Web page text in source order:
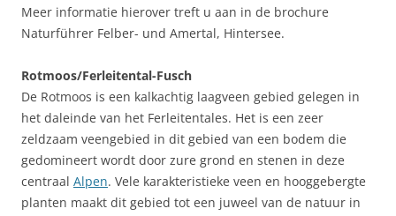
Meer informatie hierover treft u aan in de brochure
Naturführer Felber- und Amertal, Hintersee.
Rotmoos/Ferleitental-Fusch
De Rotmoos is een kalkachtig laagveen gebied gelegen in
het daleinde van het Ferleitentales. Het is een zeer
zeldzaam veengebied in dit gebied van een bodem die
gedomineert wordt door zure grond en stenen in deze
centraal Alpen. Vele karakteristieke veen en hooggebergte
planten maakt dit gebied tot een juweel van de natuur in